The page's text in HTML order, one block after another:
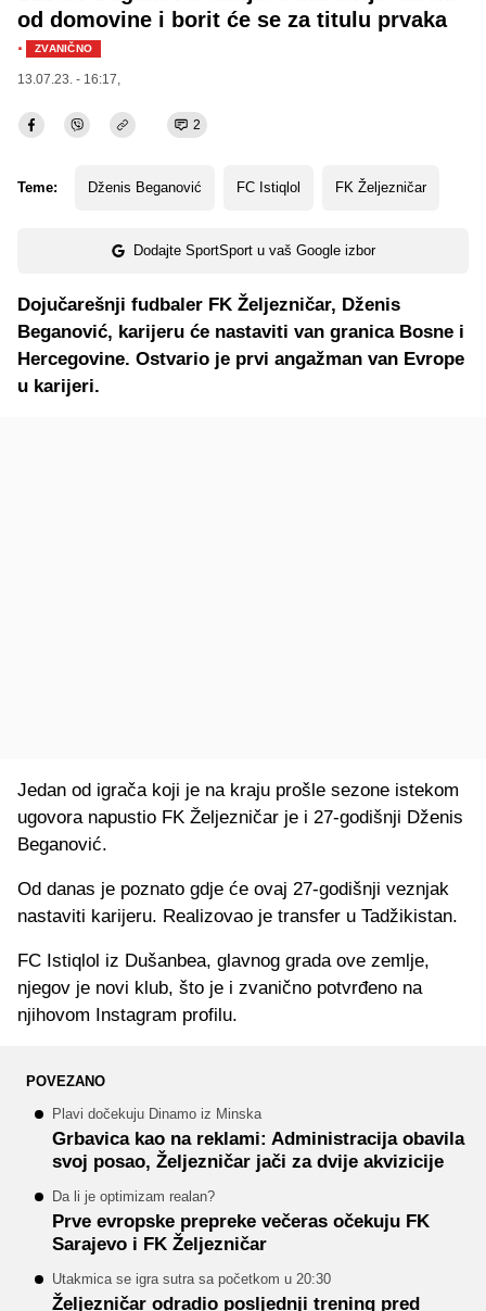
od domovine i borit će se za titulu prvaka
· ZVANIČNO
13.07.23. - 16:17,
2
Teme: Dženis Beganović FC Istiqlol FK Željezničar
Dodajte SportSport u vaš Google izbor
Dojučarešnji fudbaler FK Željezničar, Dženis
Beganović, karijeru će nastaviti van granica Bosne i
Hercegovine. Ostvario je prvi angažman van Evrope
u karijeri.
Jedan od igrača koji je na kraju prošle sezone istekom
ugovora napustio FK Željezničar je i 27-godišnji Dženis
Beganović.
Od danas je poznato gdje će ovaj 27-godišnji veznjak
nastaviti karijeru. Realizovao je transfer u Tadžikistan.
FC Istiqlol iz Dušanbea, glavnog grada ove zemlje,
njegov je novi klub, što je i zvanično potvrđeno na
njihovom Instagram profilu.
POVEZANO
Plavi dočekuju Dinamo iz Minska
Grbavica kao na reklami: Administracija obavila
svoj posao, Željezničar jači za dvije akvizicije
Da li je optimizam realan?
Prve evropske prepreke večeras očekuju FK
Sarajevo i FK Željezničar
Utakmica se igra sutra sa početkom u 20:30
Željezničar odradio posljednji trening pred